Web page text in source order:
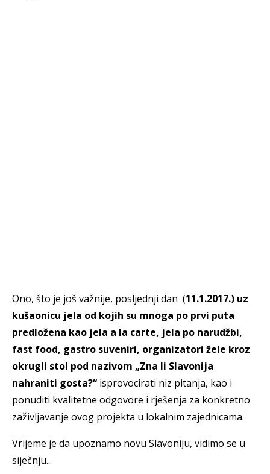
Ono, što je još važnije, posljednji dan (11.1.2017.) uz
kušaonicu jela od kojih su mnoga po prvi puta
predložena kao jela a la carte, jela po narudžbi,
fast food, gastro suveniri, organizatori žele kroz
okrugli stol pod nazivom „Zna li Slavonija
nahraniti gosta?“ isprovocirati niz pitanja, kao i
ponuditi kvalitetne odgovore i rješenja za konkretno
zaživljavanje ovog projekta u lokalnim zajednicama.
Vrijeme je da upoznamo novu Slavoniju, vidimo se u
siječnju...